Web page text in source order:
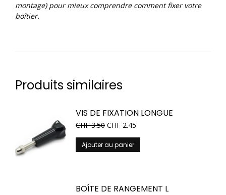
montage) pour mieux comprendre comment fixer votre
boîtier.
Produits similaires
VIS DE FIXATION LONGUE
CHF3.50 CHF 2.45
Ajouter au panier
BOÎTE DE RANGEMENT L